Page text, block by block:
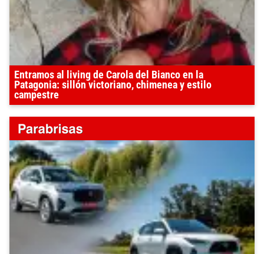
Entramos al living de Carola del Bianco en la
Patagonia: sillón victoriano, chimenea y estilo
campestre